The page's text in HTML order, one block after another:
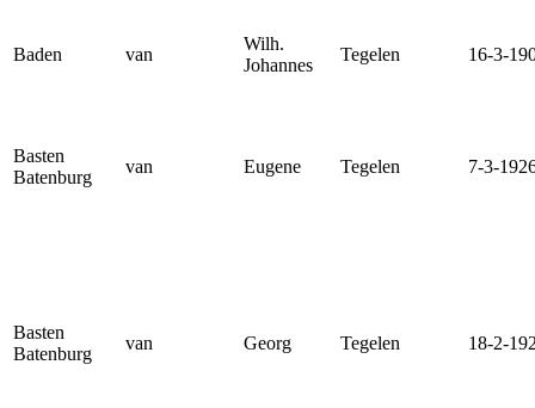
Baden van
Wilh.
Johannes
Tegelen 16-3-
Basten
Batenburg
van Eugene Tegelen 7-3-
Basten
Batenburg
van Georg Tegelen 18-2-